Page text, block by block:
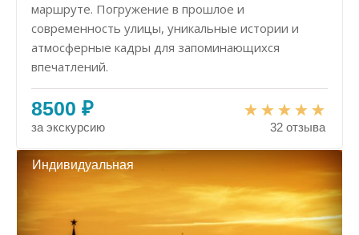
маршруте. Погружение в прошлое и
современность улицы, уникальные истории и
атмосферные кадры для запоминающихся
впечатлений.
8500 ₽
за экскурсию 32 отзыва
Индивидуальная